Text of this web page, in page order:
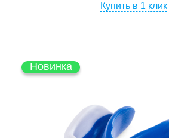
Купить в 1 клик
Новинка